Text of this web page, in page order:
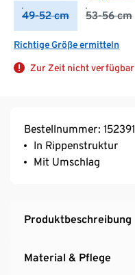
49-52 cm 53-56 cm
Richtige Größe ermitteln
Zur Zeit nicht verfügbar
Bestellnummer: 152391
In Rippenstruktur
Mit Umschlag
Produktbeschreibung
Material & Pflege